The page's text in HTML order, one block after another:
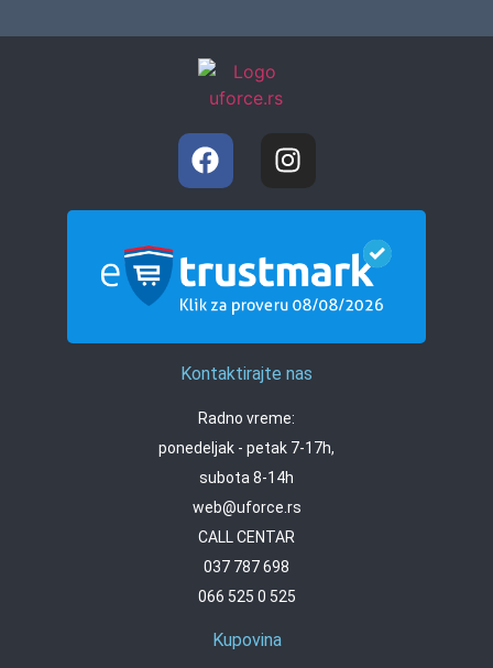
Kontaktirajte nas
Radno vreme:
ponedeljak - petak 7-17h,
subota 8-14h
web@uforce.rs
CALL CENTAR
037 787 698
066 525 0 525
Kupovina